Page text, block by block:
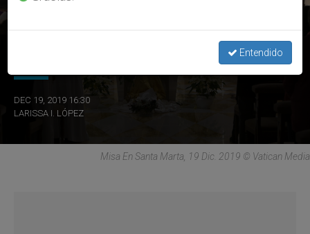
Santa Marta: Custodiar “el don de la gratuidad” de Dios
DEC 19, 2019 16:30
LARISSA I. LÓPEZ
Misa En Santa Marta, 19 Dic. 2019 © Vatican Media
Entendido